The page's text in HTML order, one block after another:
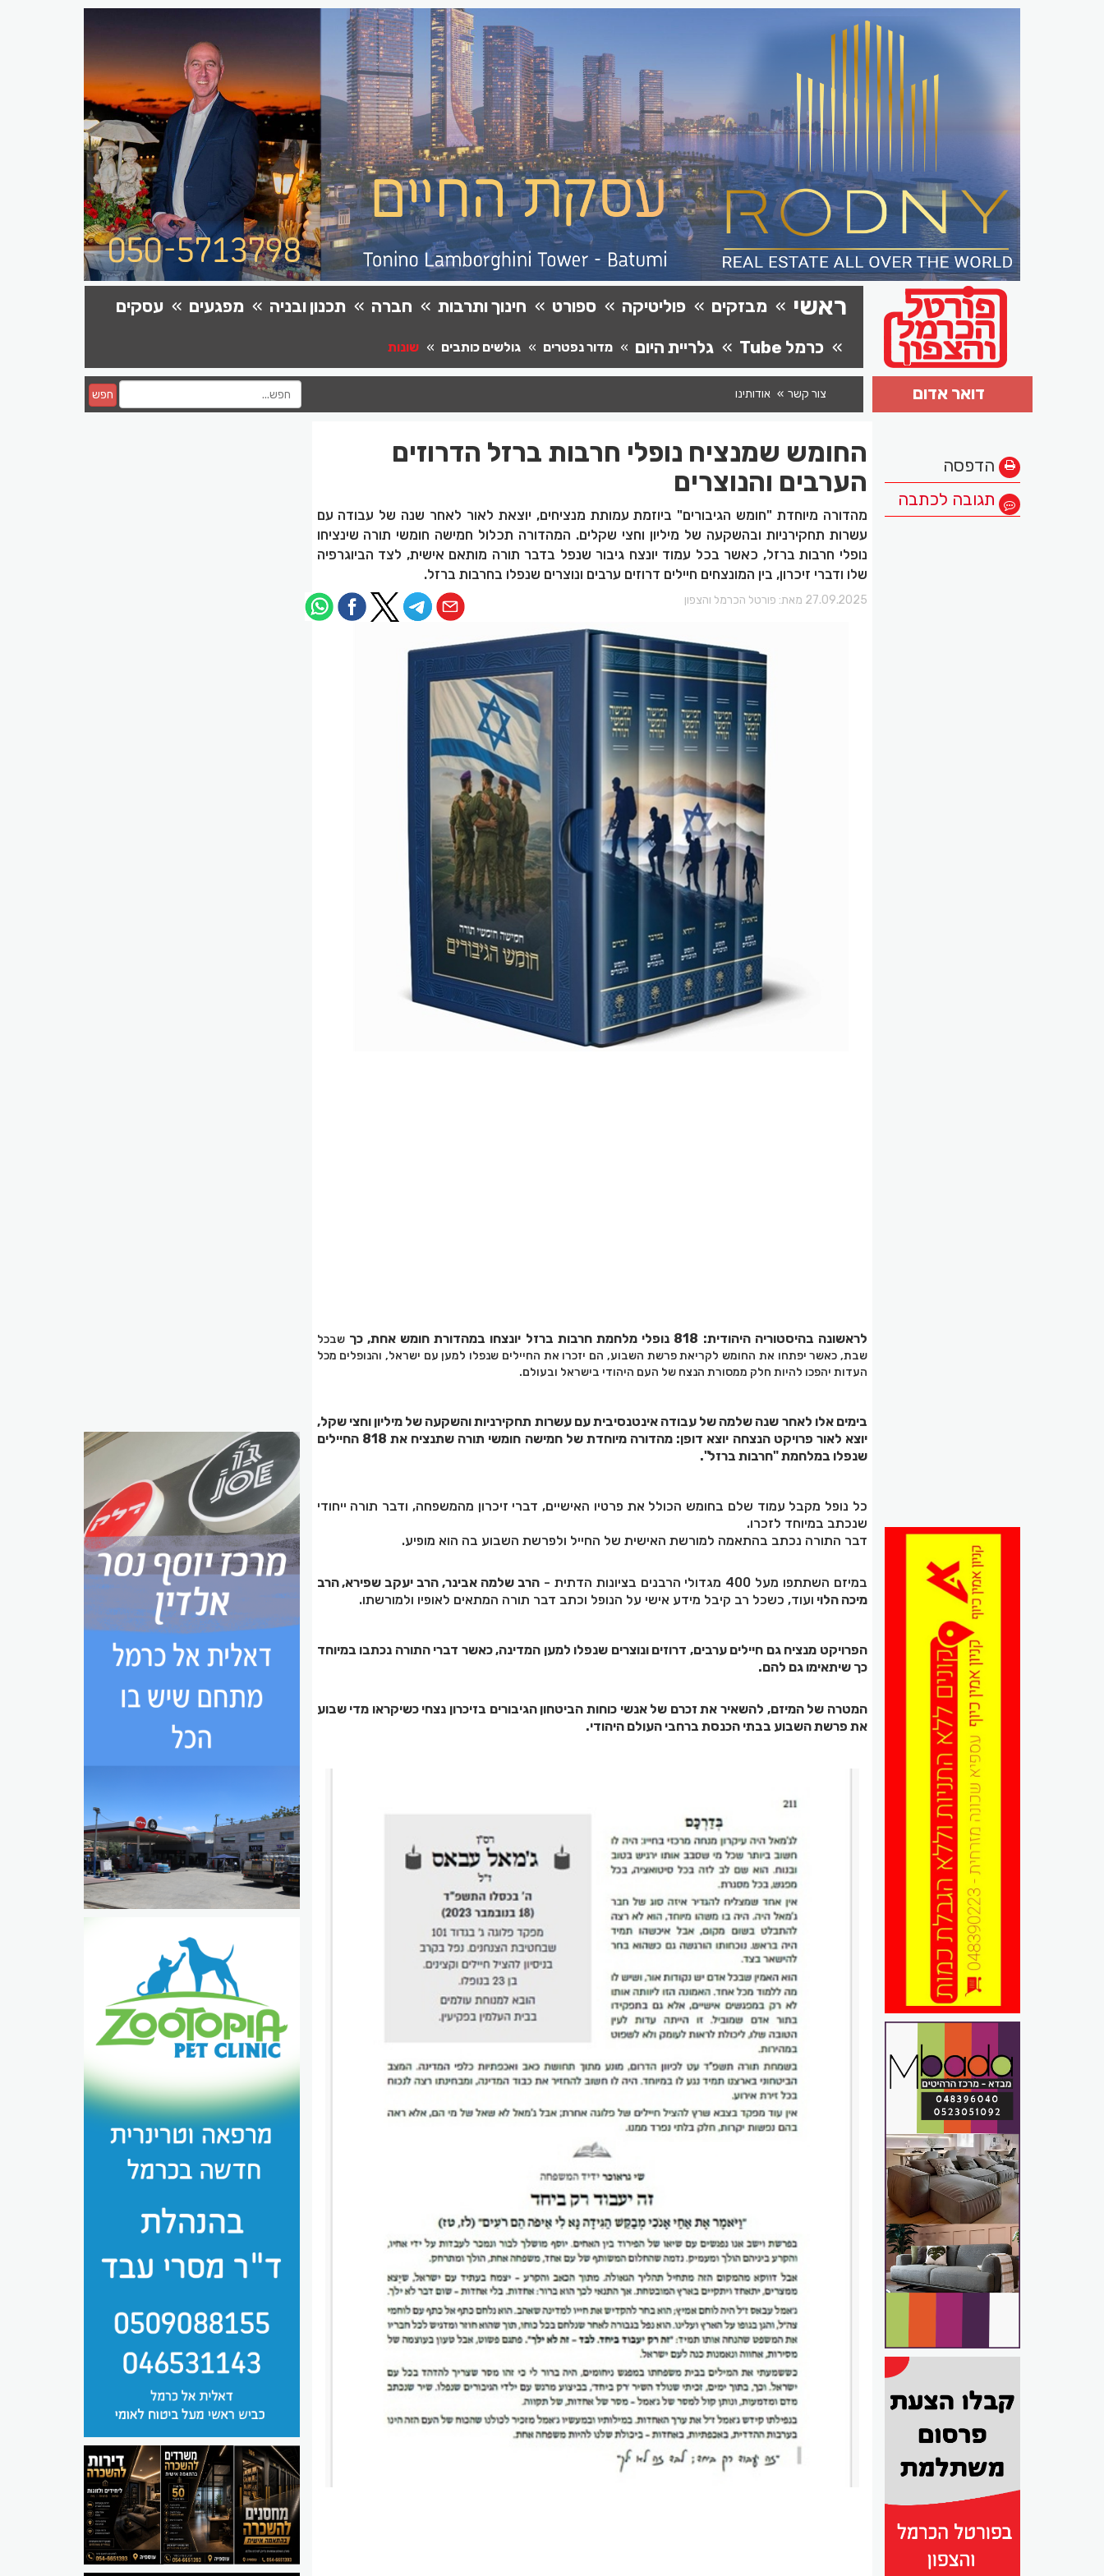
ראשי מבזקים פוליטיקה ספורט חינוך ותרבות חברה תכנון ובניה מפגעים
עסקים
כרמל Tube
גלריית היום מדור נפטרים גולשים כותבים שונות
צור קשר אודותינו חפש דואר אדום
הדפסה
תגובה לכתבה
החומש שמנציח נופלי חרבות ברזל הדרוזים
הערבים והנוצרים
מהדורה מיוחדת "חומש הגיבורים" ביוזמת עמותת מנציחים, יוצאת לאור לאחר שנה של עבודה עם
עשרות תחקירניות ובהשקעה של מיליון וחצי שקלים. המהדורה תכלול חמישה חומשי תורה שינציחו
נופלי חרבות ברזל, כאשר בכל עמוד יונצח גיבור שנפל בדבר תורה מותאם אישית, לצד הביוגרפיה
שלו ודברי זיכרון, בין המונצחים חיילים דרוזים ערבים ונוצרים שנפלו בחרבות ברזל.
27.09.2025 מאת: פורטל הכרמל והצפון
לראשונה בהיסטוריה היהודית: 818 נופלי מלחמת חרבות ברזל יונצחו במהדורת חומש אחת, כך
שבכל
שבת, כאשר יפתחו את החומש לקריאת פרשת השבוע, הם יזכרו את החיילים שנפלו למען עם ישראל, והנופלים מכל
העדות יהפכו להיות חלק ממסורת הנצח של העם היהודי בישראל ובעולם.
בימים אלו לאחר שנה שלמה של עבודה אינטנסיבית עם עשרות תחקירניות והשקעה של מיליון וחצי שקל,
יוצא לאור פרויקט הנצחה יוצא דופן: מהדורה מיוחדת של חמישה חומשי תורה שתנציח את 818 החיילים
שנפלו במלחמת "חרבות ברזל".
כל נופל מקבל עמוד שלם בחומש הכולל את פרטיו האישיים, דברי זיכרון מהמשפחה, ודבר תורה ייחודי
שנכתב במיוחד לזכרו.
דבר התורה נכתב בהתאמה למורשת האישית של החייל ולפרשת השבוע בה הוא מופיע.
במיזם השתתפו מעל 400 מגדולי הרבנים בציונות הדתית -
הרב שלמה אבינר, הרב יעקב שפירא, הרב
מיכה הלוי ועוד, כשכל רב קיבל מידע אישי על הנופל וכתב דבר תורה המתאים לאופיו ולמורשתו.
הפרויקט מנציח גם חיילים ערבים, דרוזים ונוצרים שנפלו למען המדינה, כאשר דברי התורה נכתבו במיוחד
כך שיתאימו גם להם.
המטרה של המיזם, להשאיר את זכרם של אנשי כוחות הביטחון הגיבורים בזיכרון נצחי כשיקראו מדי שבוע
את פרשת השבוע בבתי הכנסת ברחבי העולם היהודי.